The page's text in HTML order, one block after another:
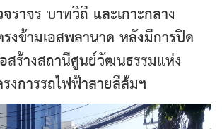
าจร บาทวิถี และเกาะกลาง
งข้ามเอสพลานาด หลังมีการปิด
สร้างสถานีศูนย์วัฒนธรรมแห่ง
งการรถไฟฟ้าสายสีส้มฯ